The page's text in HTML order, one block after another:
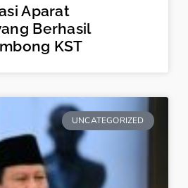
Aparat
Berhasil
KST
UNCATEGORIZED